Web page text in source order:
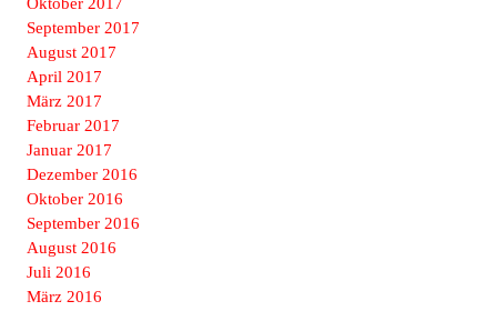
September 2017
August 2017
April 2017
März 2017
Februar 2017
Januar 2017
Dezember 2016
Oktober 2016
September 2016
August 2016
Juli 2016
März 2016